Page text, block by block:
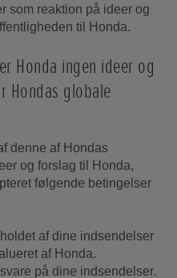
som reaktion på ideer og
til Honda.
Honda ingen ideer og
Hondas globale
denne af Hondas
og forslag til Honda,
følgende betingelser
af dine indsendelser
af Honda.
på dine indsendelser.